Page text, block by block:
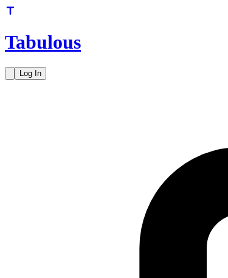
Tabulous
Log In